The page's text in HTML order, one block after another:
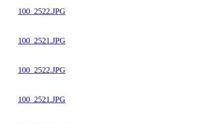
100_2522.JPG
100_2521.JPG
100_2522.JPG
100_2521.JPG